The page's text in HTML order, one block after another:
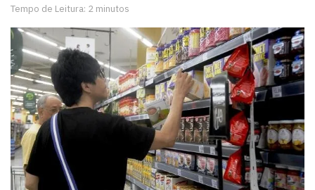
Tempo de Leitura: 2 minutos